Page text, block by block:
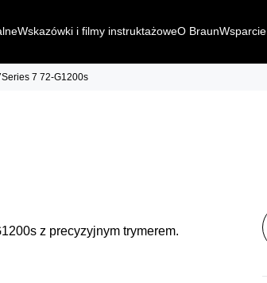
Wskazówki i filmy instruktażoweO BraunWsparcie
Series 7 72-G1200s